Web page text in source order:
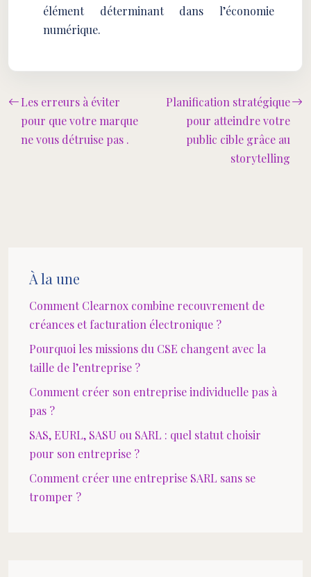
élément déterminant dans l’économie
numérique.
Les erreurs à éviter
pour que votre marque
ne vous détruise pas .
Planification stratégique
pour atteindre votre
public cible grâce au
storytelling
À la une
Comment Clearnox combine recouvrement de
créances et facturation électronique ?
Pourquoi les missions du CSE changent avec la
taille de l’entreprise ?
Comment créer son entreprise individuelle pas à
pas ?
SAS, EURL, SASU ou SARL : quel statut choisir
pour son entreprise ?
Comment créer une entreprise SARL sans se
tromper ?